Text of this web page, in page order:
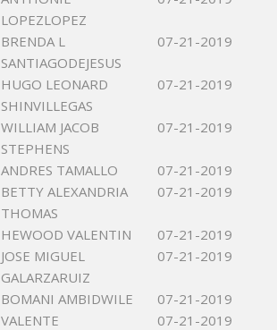
LOPEZLOPEZ
BRENDA L
SANTIAGODEJESUS
07-21-2019
HUGO LEONARD
SHINVILLEGAS
07-21-2019
WILLIAM JACOB
STEPHENS
07-21-2019
ANDRES TAMALLO
07-21-2019
BETTY ALEXANDRIA
THOMAS
07-21-2019
HEWOOD VALENTIN
07-21-2019
JOSE MIGUEL
GALARZARUIZ
07-21-2019
BOMANI AMBIDWILE
07-21-2019
VALENTE
07-21-2019